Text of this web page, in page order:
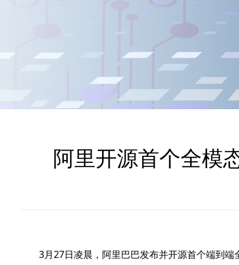
阿里开源首个全模
3月27日凌晨，阿里巴巴发布并开源首个端到端